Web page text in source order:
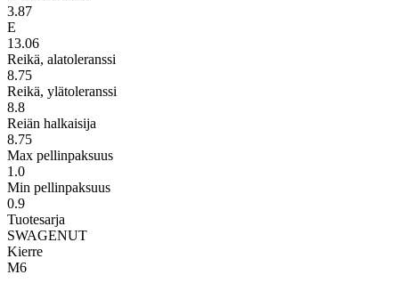
3.87
E
13.06
Reikä, alatoleranssi
8.75
Reikä, ylätoleranssi
8.8
Reiän halkaisija
8.75
Max pellinpaksuus
1.0
Min pellinpaksuus
0.9
Tuotesarja
SWAGENUT
Kierre
M6